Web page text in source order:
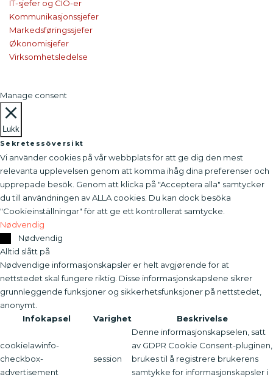
IT-sjefer og CIO-er
Kommunikasjonssjefer
Markedsføringssjefer
Økonomisjefer
Virksomhetsledelse
Manage consent
Lukk
Sekretessöversikt
Vi använder cookies på vår webbplats för att ge dig den mest
relevanta upplevelsen genom att komma ihåg dina preferenser och
upprepade besök. Genom att klicka på "Acceptera alla" samtycker
du till användningen av ALLA cookies. Du kan dock besöka
"Cookieinställningar" för att ge ett kontrollerat samtycke.
Nødvendig
Nødvendig
Alltid slått på
Nødvendige informasjonskapsler er helt avgjørende for at
nettstedet skal fungere riktig. Disse informasjonskapslene sikrer
grunnleggende funksjoner og sikkerhetsfunksjoner på nettstedet,
anonymt.
Infokapsel
Varighet Beskrivelse
cookielawinfo-
checkbox-
advertisement
session
Denne informasjonskapselen, satt
av GDPR Cookie Consent-pluginen,
brukes til å registrere brukerens
samtykke for informasjonskapsler i